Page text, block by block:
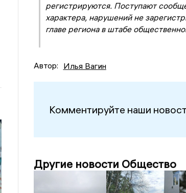
регистрируются. Поступают
характера, нарушений не
главе региона в штабе
Автор: Илья Вагин
Комментируйте наши
Другие новости Общество